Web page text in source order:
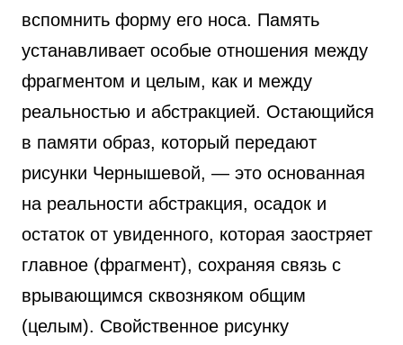
вспомнить форму его носа. Память
устанавливает особые отношения между
фрагментом и целым, как и между
реальностью и абстракцией. Остающийся
в памяти образ, который передают
рисунки Чернышевой, — это основанная
на реальности абстракция, осадок и
остаток от увиденного, которая заостряет
главное (фрагмент), сохраняя связь с
врывающимся сквозняком общим
(целым). Свойственное рисунку